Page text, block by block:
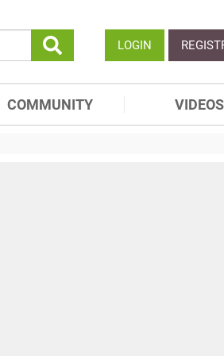
LOGIN
COMMUNITY VIDEOS